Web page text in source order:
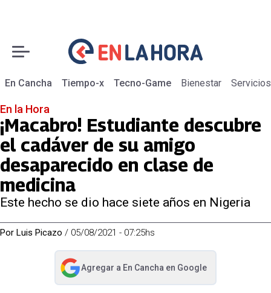
En Cancha Tiempo-x Tecno-Game Bienestar Servicios
En la Hora
¡Macabro! Estudiante descubre
el cadáver de su amigo
desaparecido en clase de
medicina
Este hecho se dio hace siete años en Nigeria
Por Luis Picazo / 05/08/2021 - 07:25hs
Agregar a En Cancha en Google
abre en nueva pestaña